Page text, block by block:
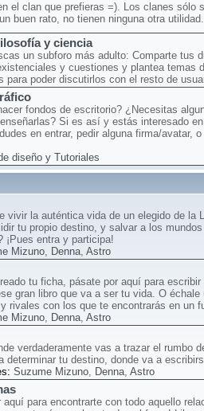
el clan que prefieras =). Los clanes sólo
buen rato, no tienen ninguna otra utilidad.
y ciencia
un subforo más adulto: Comparte tus
y cuestiones y plantea temas
para poder discutirlos con el resto de
fondos de escritorio? ¿Necesitas
Si es así y estás interesado
en entrar, pedir alguna firma/avatar,
diseño y Tutoriales
vivir la auténtica vida de un elegido de la
tu propio destino, y salvar a los
¡Pues entra y participa!
Mizuno Denna Astro
tu ficha, pásate por aquí para escribir
gran libro que va a ser tu vida. O
rivales con los que te encontrarás en un
Mizuno Denna Astro
verdaderamente vas a trazar el rumbo
determinar tu destino, donde va a
Suzume Mizuno Denna Astro
aquí para encontrarte con todo aquello